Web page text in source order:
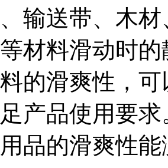
输送带、木
材料滑动时
的滑爽性，
产品使用要
品的滑爽性能